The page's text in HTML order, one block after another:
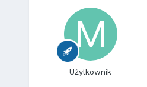
Użytkownik